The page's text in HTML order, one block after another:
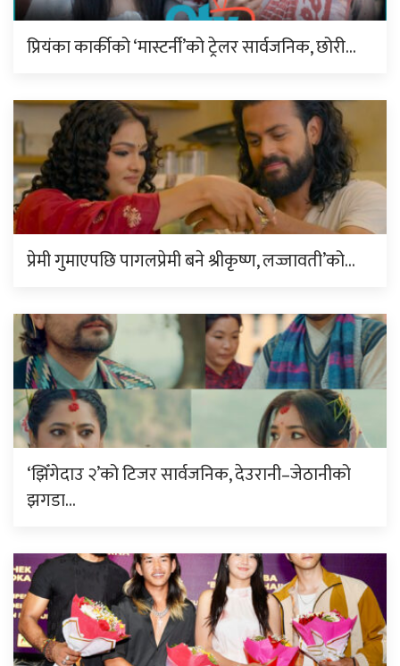
प्रियंका कार्कीको ‘मास्टर्नी’को ट्रेलर सार्वजनिक, छोरी…
प्रेमी गुमाएपछि पागलप्रेमी बने श्रीकृष्ण, लज्जावती’को…
‘झिँगेदाउ २’को टिजर सार्वजनिक, देउरानी–जेठानीको
झगडा…